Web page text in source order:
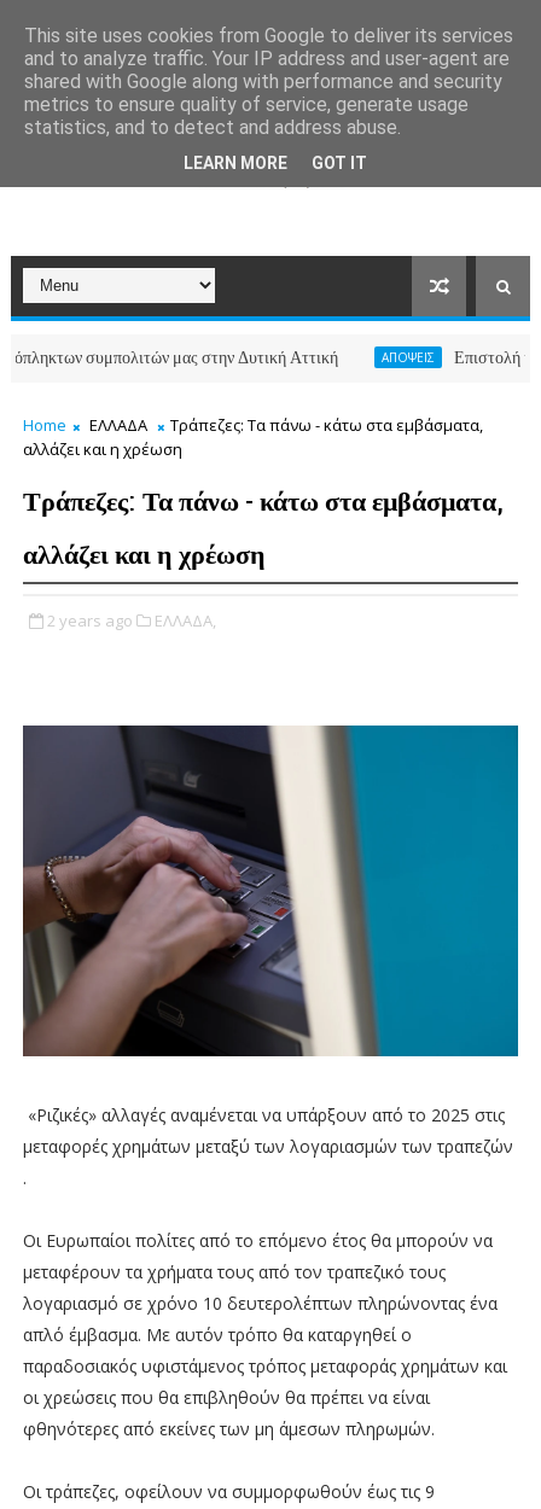
συμπολιτών μας στην Δυτική Αττική ΑΠΟΨΕΙΣ Επιστολή κατοίκων
Home ΕΛΛΑΔΑ
Τράπεζες: Τα πάνω - κάτω στα εμβάσματα,
αλλάζει και η χρέωση
Τράπεζες: Τα πάνω - κάτω στα εμβάσματα,
αλλάζει και η χρέωση
2 years ago ΕΛΛΑΔΑ,
«Ριζικές» αλλαγές αναμένεται να υπάρξουν από το 2025 στις
μεταφορές χρημάτων μεταξύ των λογαριασμών των τραπεζών
.
Οι Ευρωπαίοι πολίτες από το επόμενο έτος θα μπορούν να
μεταφέρουν τα χρήματα τους από τον τραπεζικό τους
λογαριασμό σε χρόνο 10 δευτερολέπτων πληρώνοντας ένα
απλό έμβασμα. Με αυτόν τρόπο θα καταργηθεί ο
παραδοσιακός υφιστάμενος τρόπος μεταφοράς χρημάτων και
οι χρεώσεις που θα επιβληθούν θα πρέπει να είναι
φθηνότερες από εκείνες των μη άμεσων πληρωμών.
Οι τράπεζες, οφείλουν να συμμορφωθούν έως τις 9
This site uses cookies from Google to deliver its services
and to analyze traffic. Your IP address and user-agent are
shared with Google along with performance and security
metrics to ensure quality of service, generate usage
statistics, and to detect and address abuse.
LEARN MORE GOT IT